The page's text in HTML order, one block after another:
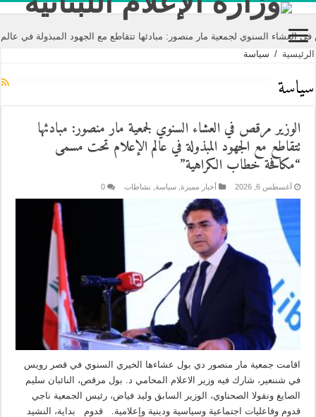
لجمعية مار منصور: مبادئها تتقاطع مع الجهود المبذولة في عالم الإعلام تحت
الرئيسية / سياسة
سياسة
الوزير مرقص في العشاء السنوي لجمعية مار منصور: مبادئها
تتقاطع مع الجهود المبذولة في عالم الإعلام تحت مسمى
“مكافحة خطاب الكراهية”
أغسطس 6, 2026 أخبار مميزة ,سياسة نشاطات 0
اقامت جمعية مار منصور دي بول عشاءها الخيري السنوي في قصر رويس
في شننعير، شارك فيه وزير الاعلام المحامي د. بول مرقص، النائبان سليم
الصايغ ونقولا الصحناوي، الوزير السابق وليد فياض، رئيس الجمعية ناجي
قدوم وفاعليات اجتماعية وسياسية ودينية وإعلامية. قدوم بداية، النشيد